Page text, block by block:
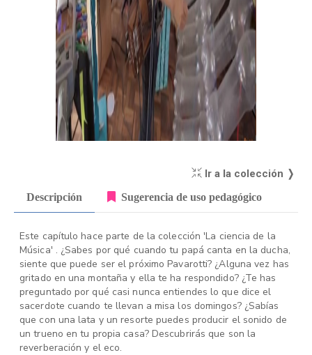
Ir a la colección ❭
Descripción Sugerencia de uso pedagógico
Este capítulo hace parte de la colección 'La ciencia de la
Música' . ¿Sabes por qué cuando tu papá canta en la ducha,
siente que puede ser el próximo Pavarotti? ¿Alguna vez has
gritado en una montaña y ella te ha respondido? ¿Te has
preguntado por qué casi nunca entiendes lo que dice el
sacerdote cuando te llevan a misa los domingos? ¿Sabías
que con una lata y un resorte puedes producir el sonido de
un trueno en tu propia casa? Descubrirás que son la
reverberación y el eco.